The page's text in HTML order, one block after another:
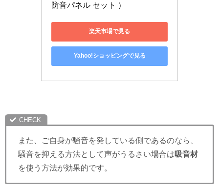
防音パネル セット ）
楽天市場で見る
Yahoo!ショッピングで見る
また、ご自身が騒音を発している側であるのなら、
騒音を抑える方法として声がうるさい場合は吸音材
を使う方法が効果的です。